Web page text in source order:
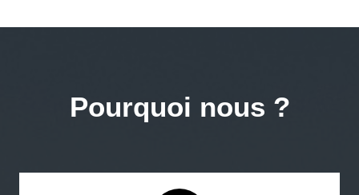
Pourquoi nous ?